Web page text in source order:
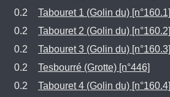
0.2 Tabouret 1 (Golin du) [n°160.1]
0.2
Tabouret 2 (Golin du) [n°160.2]
0.2
Tabouret 3 (Golin du) [n°160.3]
0.2
Tesbourré (Grotte) [n°446]
0.2
Tabouret 4 (Golin du) [n°160.4]